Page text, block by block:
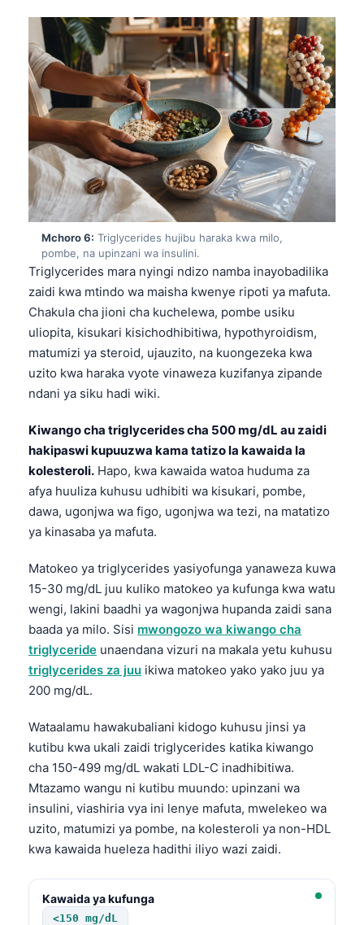
Mchoro 6: Triglycerides hujibu haraka kwa milo,
pombe, na upinzani wa insulini.
Triglycerides mara nyingi ndizo namba inayobadilika
zaidi kwa mtindo wa maisha kwenye ripoti ya mafuta.
Chakula cha jioni cha kuchelewa, pombe usiku
uliopita, kisukari kisichodhibitiwa, hypothyroidism,
matumizi ya steroid, ujauzito, na kuongezeka kwa
uzito kwa haraka vyote vinaweza kuzifanya zipande
ndani ya siku hadi wiki.
Kiwango cha triglycerides cha 500 mg/dL au zaidi
hakipaswi kupuuzwa kama tatizo la kawaida la
kolesteroli. Hapo, kwa kawaida watoa huduma za
afya huuliza kuhusu udhibiti wa kisukari, pombe,
dawa, ugonjwa wa figo, ugonjwa wa tezi, na matatizo
ya kinasaba ya mafuta.
Matokeo ya triglycerides yasiyofunga yanaweza kuwa
15-30 mg/dL juu kuliko matokeo ya kufunga kwa watu
wengi, lakini baadhi ya wagonjwa hupanda zaidi sana
baada ya milo. Sisi mwongozo wa kiwango cha
triglyceride unaendana vizuri na makala yetu kuhusu
triglycerides za juu ikiwa matokeo yako yako juu ya
200 mg/dL.
Wataalamu hawakubaliani kidogo kuhusu jinsi ya
kutibu kwa ukali zaidi triglycerides katika kiwango
cha 150-499 mg/dL wakati LDL-C inadhibitiwa.
Mtazamo wangu ni kutibu muundo: upinzani wa
insulini, viashiria vya ini lenye mafuta, mwelekeo wa
uzito, matumizi ya pombe, na kolesteroli ya non-HDL
kwa kawaida hueleza hadithi iliyo wazi zaidi.
Kawaida ya kufunga
<150 mg/dL
தமிழ்
ಕನ್ನಡ
മലയാളം
Bahasa Melayu
Tiếng Việt
Tagalog
ไทย
ဗမာစာ
ភាសាខ្មែរ
አማርኛ
Українська
O‘zbekcha
Català
Қазақ тілі
Suomi
Hrvatski
Slovenčina
كوردی‎
پښتو
سنڌي
සිංහල
অসমীয়া
Galego
Latviešu valoda
Македонски јазик
Euskara
Gàidhlig
Occitan
العربية المغربية
Afrikaans
Монгол
ພາສາລາວ
Basa Jawa